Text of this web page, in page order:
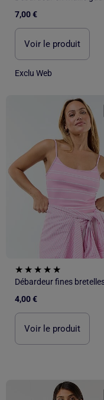
7,00 €
Voir le produit
Exclu Web
4,00 €
Voir le produit